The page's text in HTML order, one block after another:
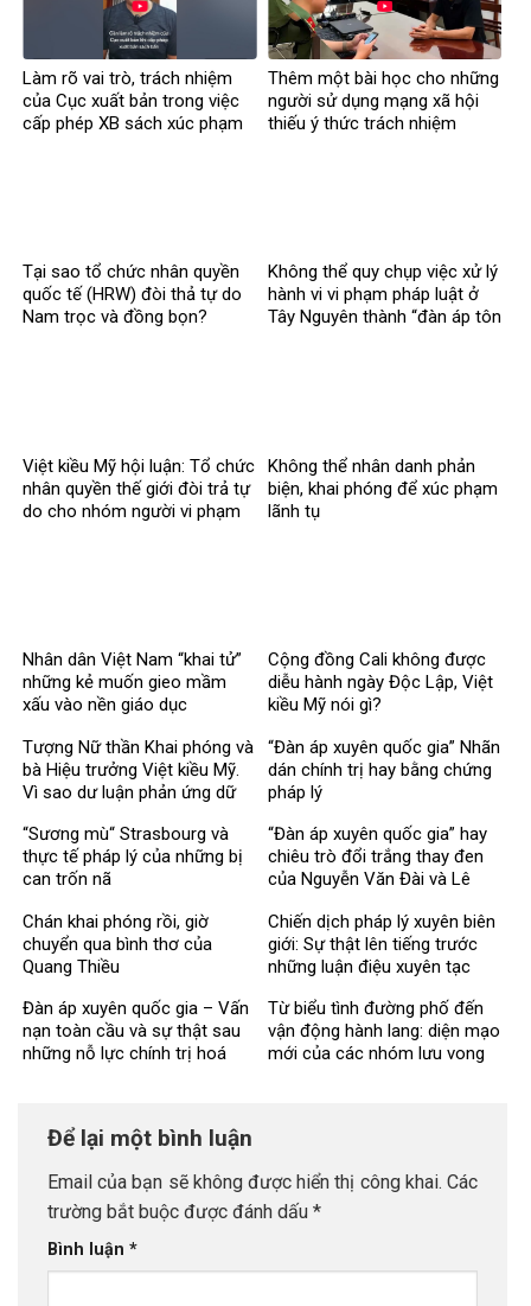
Làm rõ vai trò, trách nhiệm
của Cục xuất bản trong việc
cấp phép XB sách xúc phạm
Thêm một bài học cho những
người sử dụng mạng xã hội
thiếu ý thức trách nhiệm
Tại sao tổ chức nhân quyền
quốc tế (HRW) đòi thả tự do
Nam trọc và đồng bọn?
Không thể quy chụp việc xử lý
hành vi vi phạm pháp luật ở
Tây Nguyên thành “đàn áp tôn
Việt kiều Mỹ hội luận: Tổ chức
nhân quyền thế giới đòi trả tự
do cho nhóm người vi phạm
Không thể nhân danh phản
biện, khai phóng để xúc phạm
lãnh tụ
Nhân dân Việt Nam “khai tử”
những kẻ muốn gieo mầm
xấu vào nền giáo dục
Cộng đồng Cali không được
diễu hành ngày Độc Lập, Việt
kiều Mỹ nói gì?
Tượng Nữ thần Khai phóng và
bà Hiệu trưởng Việt kiều Mỹ.
Vì sao dư luận phản ứng dữ
“Đàn áp xuyên quốc gia” Nhãn
dán chính trị hay bằng chứng
pháp lý
“Sương mù“ Strasbourg và
thực tế pháp lý của những bị
can trốn nã
“Đàn áp xuyên quốc gia” hay
chiêu trò đổi trắng thay đen
của Nguyễn Văn Đài và Lê
Chán khai phóng rồi, giờ
chuyển qua bình thơ của
Quang Thiều
Chiến dịch pháp lý xuyên biên
giới: Sự thật lên tiếng trước
những luận điệu xuyên tạc
Đàn áp xuyên quốc gia – Vấn
nạn toàn cầu và sự thật sau
những nỗ lực chính trị hoá
Từ biểu tình đường phố đến
vận động hành lang: diện mạo
mới của các nhóm lưu vong
Để lại một bình luận
Email của bạn sẽ không được hiển thị công khai. Các
trường bắt buộc được đánh dấu *
Bình luận *